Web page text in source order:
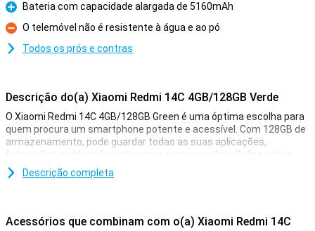
Prós
Bateria com capacidade alargada de 5160mAh
Contras
O telemóvel não é resistente à água e ao pó
Todos os prós e contras
Descrição do(a) Xiaomi Redmi 14C 4GB/128GB Verde
O Xiaomi Redmi 14C 4GB/128GB Green é uma óptima escolha para
quem procura um smartphone potente e acessível. Com 128GB de
armazenamento, pode guardar todas as suas aplicações,
fotografias e vídeos favoritos sem preocupações. O dispositivo
também tem 4 GB de RAM, o que garante um desempenho rápido e
suave, mesmo quando utiliza várias aplicações ao mesmo tempo.
de energia a meio do dia.
Descrição completa
Acessórios que combinam com o(a) Xiaomi Redmi 14C